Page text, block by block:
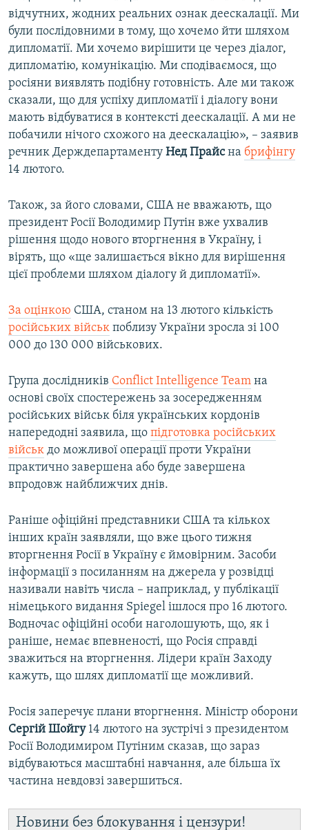
відчутних, жодних реальних ознак деескалації. Ми
були послідовними в тому, що хочемо йти шляхом
дипломатії. Ми хочемо вирішити це через діалог,
дипломатію, комунікацію. Ми сподіваємося, що
росіяни виявлять подібну готовність. Але ми також
сказали, що для успіху дипломатії і діалогу вони
мають відбуватися в контексті деескалації. А ми не
побачили нічого схожого на деескалацію», – заявив
речник Держдепартаменту Нед Прайсна брифінгу
14 лютого.
Також, за його словами, США не вважають, що
президент Росії Володимир Путін вже ухвалив
рішення щодо нового вторгнення в Україну, і
вірять, що «ще залишається вікно для вирішення
цієї проблеми шляхом діалогу й дипломатії».
За оцінкою США, станом на 13 лютого кількість
російських військ поблизу України зросла зі 100
000 до 130 000 військових.
Група дослідників Conflict Intelligence Team на
основі своїх спостережень за зосередженням
російських військ біля українських кордонів
напередодні заявила, що підготовка російських
військ до можливої операції проти України
практично завершена або буде завершена
впродовж найближчих днів.
Раніше офіційні представники США та кількох
інших країн заявляли, що вже цього тижня
вторгнення Росії в Україну є ймовірним. Засоби
інформації з посиланням на джерела у розвідці
називали навіть числа – наприклад, у публікації
німецького видання Spiegel ішлося про 16 лютого.
Водночас офіційні особи наголошують, що, як і
раніше, немає впевненості, що Росія справді
зважиться на вторгнення. Лідери країн Заходу
кажуть, що шлях дипломатії ще можливий.
Росія заперечує плани вторгнення. Міністр оборони
Сергій Шойгу14 лютого на зустрічі з президентом
Росії Володимиром Путіним сказав, що зараз
відбуваються масштабні навчання, але більша їх
частина невдовзі завершиться.
Новини без блокування і цензури!